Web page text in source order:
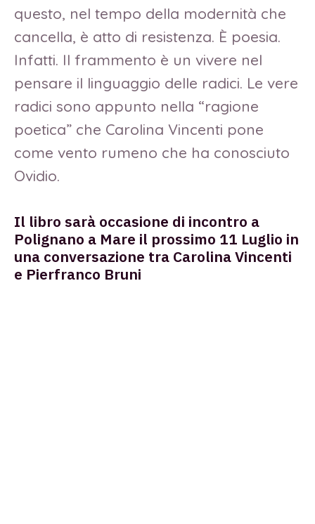
questo, nel tempo della modernità che
cancella, è atto di resistenza. È poesia.
Infatti. Il frammento è un vivere nel
pensare il linguaggio delle radici. Le vere
radici sono appunto nella “ragione
poetica” che Carolina Vincenti pone
come vento rumeno che ha conosciuto
Ovidio.
Il libro sarà occasione di incontro a
Polignano a Mare il prossimo 11 Luglio in
una conversazione tra Carolina Vincenti
e Pierfranco Bruni